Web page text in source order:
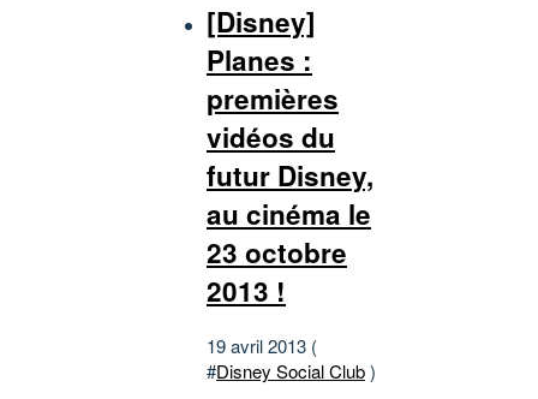
[Disney]
Planes :
premières
vidéos du
futur Disney,
au cinéma le
23 octobre
2013 !
19 avril 2013 (
#Disney Social Club)